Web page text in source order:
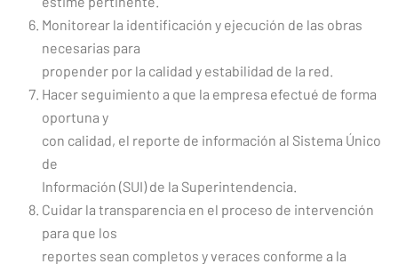
Monitorear la identificación y ejecución de las obras
necesarias para
propender por la calidad y estabilidad de la red.
Hacer seguimiento a que la empresa efectué de forma
oportuna y
con calidad, el reporte de información al Sistema Único
de
Información (SUI) de la Superintendencia.
Cuidar la transparencia en el proceso de intervención
para que los
reportes sean completos y veraces conforme a la